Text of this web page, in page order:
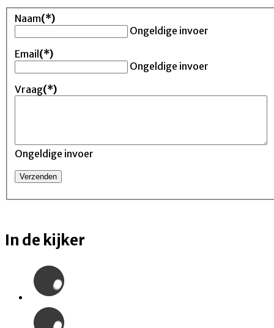
Naam(*)
Ongeldige invoer
Email(*)
Ongeldige invoer
Vraag(*)
Ongeldige invoer
In de kijker